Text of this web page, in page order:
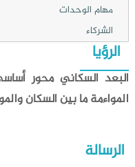
مهام الوحدات
الشركاء
الرؤيا
البعد السكاني محور
المواءمة ما بين السكان
الرسالة